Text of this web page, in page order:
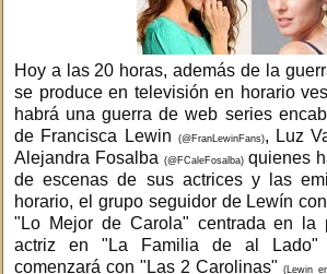
Hoy a las 20 horas, además de la
se produce en televisión en horario
habrá una guerra de web series
de Francisca Lewin
(@FranLewinFans), Luz
Alejandra Fosalba (@FCaleFosalba) quienes
de escenas de sus actrices y las
horario, el grupo seguidor de Lewín
"Lo Mejor de Carola" centrada en la
actriz en "La Familia de al Lado"
comenzará con "Las 2 Carolinas"(Lewin